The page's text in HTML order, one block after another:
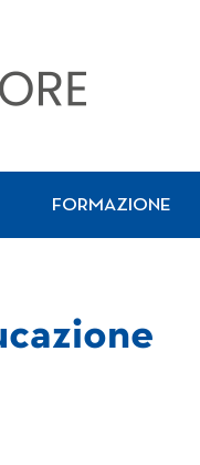
FORMAZIONE